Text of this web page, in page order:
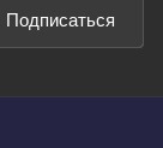
Подписаться